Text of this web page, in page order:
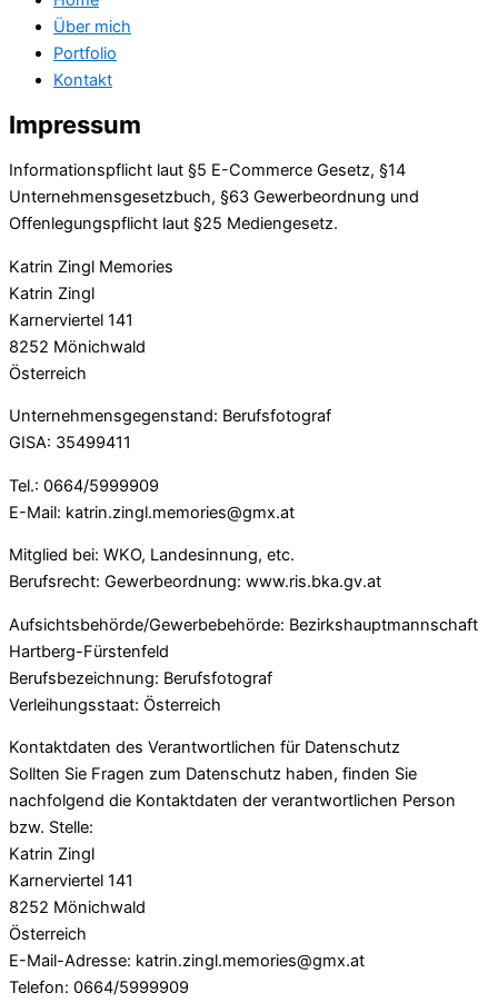
Über mich
Portfolio
Kontakt
Impressum
Informationspflicht laut §5 E-Commerce Gesetz, §14
Unternehmensgesetzbuch, §63 Gewerbeordnung und
Offenlegungspflicht laut §25 Mediengesetz.
Katrin Zingl Memories
Katrin Zingl
Karnerviertel 141
8252 Mönichwald
Österreich
Unternehmensgegenstand: Berufsfotograf
GISA: 35499411
Tel.: 0664/5999909
E-Mail: katrin.zingl.memories@gmx.at
Mitglied bei: WKO, Landesinnung, etc.
Berufsrecht: Gewerbeordnung: www.ris.bka.gv.at
Aufsichtsbehörde/Gewerbebehörde: Bezirkshauptmannschaft
Hartberg-Fürstenfeld
Berufsbezeichnung: Berufsfotograf
Verleihungsstaat: Österreich
Kontaktdaten des Verantwortlichen für Datenschutz
Sollten Sie Fragen zum Datenschutz haben, finden Sie
nachfolgend die Kontaktdaten der verantwortlichen Person
bzw. Stelle:
Katrin Zingl
Karnerviertel 141
8252 Mönichwald
Österreich
E-Mail-Adresse: katrin.zingl.memories@gmx.at
Telefon: 0664/5999909